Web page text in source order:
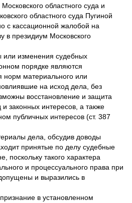
областного суда и
областного суда Пугиной
с кассационной жалобой на
в президиум Московского
изменения судебных
порядке являются
материального или
на исход дела, без
восстановление и защита
законных интересов, а также
публичных интересов (ст. 387
дела, обсудив доводы
принятые по делу судебные
поскольку такого характера
и процессуального права при
и выразились в
в установленном